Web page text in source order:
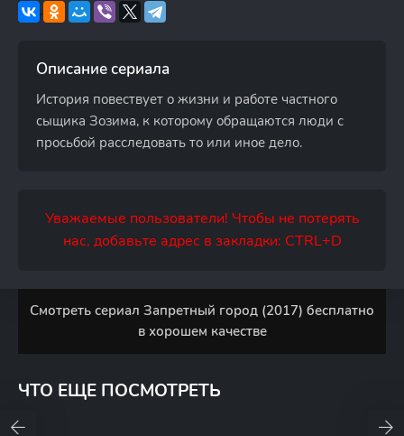
Описание сериала
История повествует о жизни и работе частного
сыщика Зозима, к которому обращаются люди с
просьбой расследовать то или иное дело.
Уважаемые пользователи! Чтобы не потерять
нас, добавьте адрес в закладки: CTRL+D
Смотреть сериал Запретный город (2017) бесплатно
в хорошем качестве
ЧТО ЕЩЕ ПОСМОТРЕТЬ